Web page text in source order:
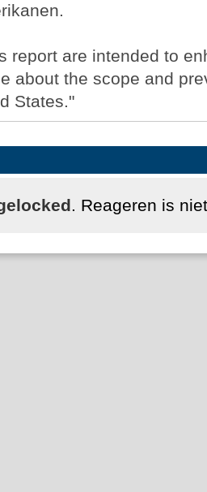
report are intended to
about the scope and
States."
. Reageren is